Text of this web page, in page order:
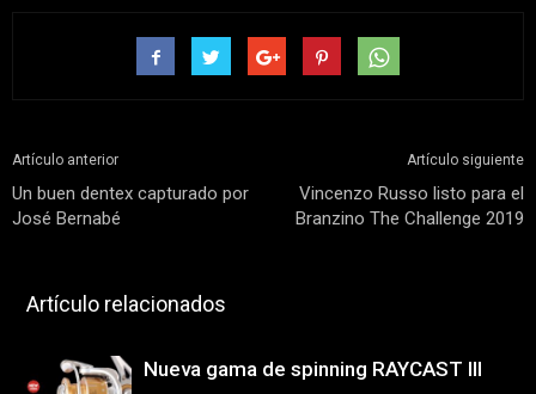
Artículo anterior
Un buen dentex capturado por
José Bernabé
Artículo siguiente
Vincenzo Russo listo para el
Branzino The Challenge 2019
Artículo relacionados
Nueva gama de spinning RAYCAST III